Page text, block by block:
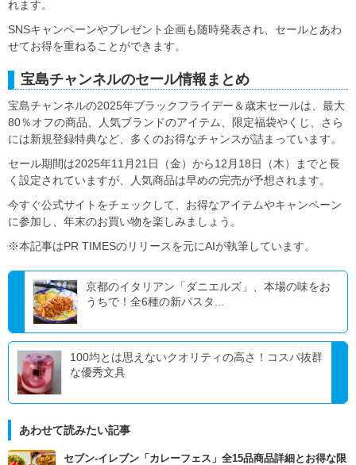
れます。
SNSキャンペーンやプレゼント企画も随時発表され、セールとあわ
せてお得を重ねることができます。
宝島チャンネルのセール情報まとめ
宝島チャンネルの2025年ブラックフライデー＆歳末セールは、最大
80％オフの商品、人気ブランドのアイテム、限定福袋やくじ、さら
には新規登録特典など、多くのお得なチャンスが詰まっています。
セール期間は2025年11月21日（金）から12月18日（木）までと長
く設定されていますが、人気商品は早めの完売が予想されます。
今すぐ公式サイトをチェックして、お得なアイテムやキャンペーン
に参加し、年末のお買い物を楽しみましょう。
※本記事はPR TIMESのリリースを元にAIが執筆しています。
京都のイタリアン「ダニエルズ」、本場の味をお
うちで！全6種の新パスタ...
100均とは思えないクオリティの高さ！コスパ抜群
な優秀文具
あわせて読みたい記事
セブン‐イレブン「カレーフェス」全15品商品詳細とお得な限